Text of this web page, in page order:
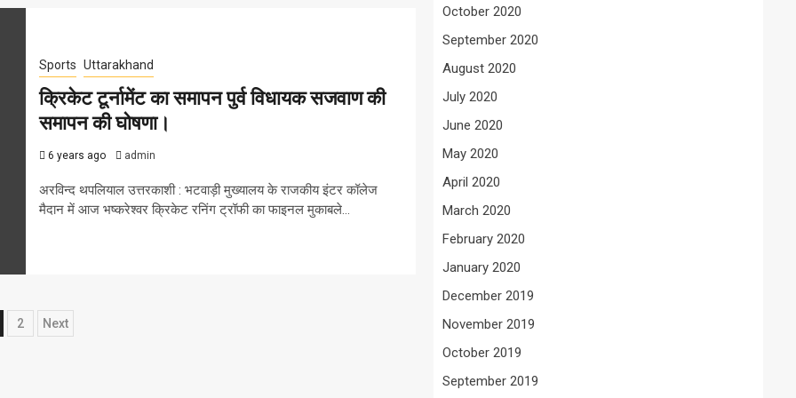
Sports Uttarakhand
क्रिकेट टूर्नामेंट का समापन पुर्व विधायक सजवाण की
समापन की घोषणा।
6 years ago admin
अरविन्द थपलियाल उत्तरकाशी : भटवाड़ी मुख्यालय के राजकीय इंटर कॉलेज
मैदान में आज भष्करेश्वर क्रिकेट रनिंग ट्रॉफी का फाइनल मुकाबले...
2 Next
October 2020
September 2020
August 2020
July 2020
June 2020
May 2020
April 2020
March 2020
February 2020
January 2020
December 2019
November 2019
October 2019
September 2019